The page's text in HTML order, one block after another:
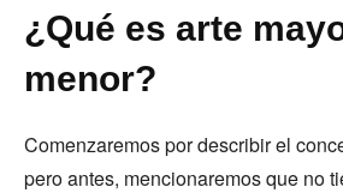
¿Qué es arte
menor?
Comenzaremos por describir el
pero antes, mencionaremos que no